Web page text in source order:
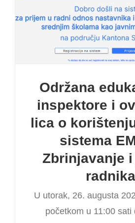
Održana
inspektore i
lica o
sistema
Zbrinjavanje
radnika
U utorak, 26. augusta
početkom u 11:00 sati